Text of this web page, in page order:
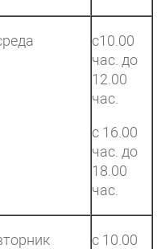
с10.00
час. до
12.00
час.
с 16.00
час. до
18.00
час.
с 10.00